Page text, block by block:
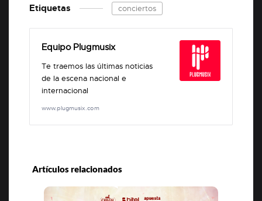
Etiquetas conciertos
Equipo Plugmusix
Te traemos las últimas noticias
de la escena nacional e
internacional
www.plugmusix.com
Artículos relacionados